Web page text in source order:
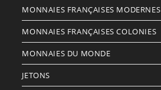
MONNAIES FRANÇAISES MODERNES
MONNAIES FRANÇAISES COLONIES
MONNAIES DU MONDE
JETONS